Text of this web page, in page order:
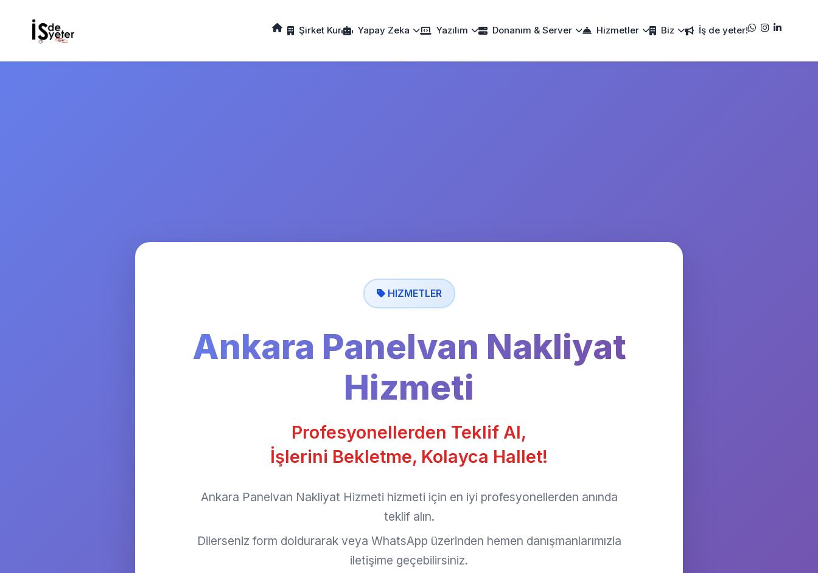
Şirket Kur Yapay Zeka Yazılım Donanım & Server Hizmetler Biz İş de yeter!
HIZMETLER
Ankara Panelvan Nakliyat
Hizmeti
Profesyonellerden Teklif Al,
İşlerini Bekletme, Kolayca Hallet!
Ankara Panelvan Nakliyat Hizmeti hizmeti için en iyi profesyonellerden anında
teklif alın.
Dilerseniz form doldurarak veya WhatsApp üzerinden hemen danışmanlarımızla
iletişime geçebilirsiniz.